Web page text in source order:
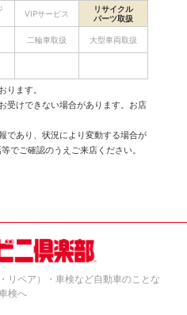
VIPサービス
リサイクル
パーツ取扱
二輪車取扱 大型車両取扱
ります。
受けできない場合があります。お店
であり、状況により変動する場合が
でご確認のうえご来店ください。
リペア）・車検など自動車のことな
検へ